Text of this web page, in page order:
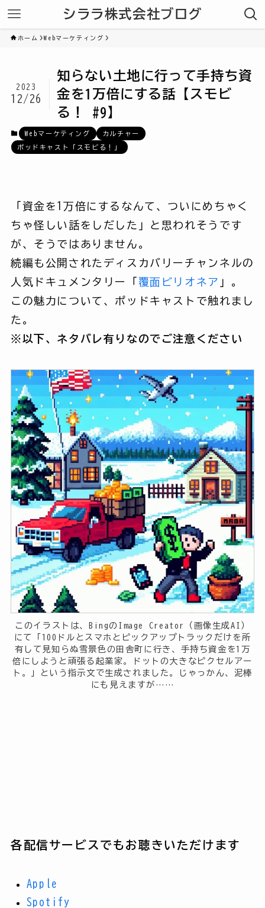
シララ株式会社ブログ
ホーム Webマーケティング
知らない土地に行って手持ち資
金を1万倍にする話【スモビ
る！ #9】
2023
12/26
Webマーケティング カルチャー
ポッドキャスト「スモビる！」
「資金を1万倍にするなんて、ついにめちゃく
ちゃ怪しい話をしだした」と思われそうです
が、そうではありません。
続編も公開されたディスカバリーチャンネルの
人気ドキュメンタリー「 覆面ビリオネア 」。
この魅力について、ポッドキャストで触れまし
た。
※以下、ネタバレ有りなのでご注意ください
このイラストは、BingのImage Creator（画像生成AI）
にて「100ドルとスマホとピックアップトラックだけを所
有して見知らぬ雪景色の田舎町に行き、手持ち資金を1万
倍にしようと頑張る起業家。ドットの大きなピクセルアー
ト。」という指示文で生成されました。じゃっかん、泥棒
にも見えますが……
各配信サービスでもお聴きいただけます
Apple
Spotify